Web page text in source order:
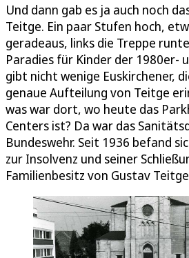
Und dann gab es ja auch noch
Teitge. Ein paar Stufen hoch,
geradeaus, links die Treppe
Paradies für Kinder der 1980er-
gibt nicht wenige Euskirchener,
genaue Aufteilung von Teitge
was war dort, wo heute das
Centers ist? Da war das
Bundeswehr. Seit 1936 befand
zur Insolvenz und seiner
Familienbesitz von Gustav